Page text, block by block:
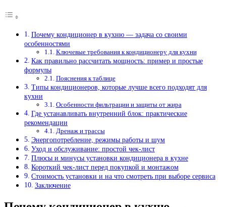
Почему кондиционер в кухню — задача со своими
особенностями
Ключевые требования к кондиционеру для кухни
Как правильно рассчитать мощность: пример и простые
формулы
Пояснения к таблице
Типы кондиционеров, которые лучше всего подходят для
кухни
Особенности фильтрации и защиты от жира
Где устанавливать внутренний блок: практические
рекомендации
Дренаж и трассы
Энергопотребление, режимы работы и шум
Уход и обслуживание: простой чек-лист
Плюсы и минусы установки кондиционера в кухне
Короткий чек-лист перед покупкой и монтажом
Стоимость установки и на что смотреть при выборе сервиса
Заключение